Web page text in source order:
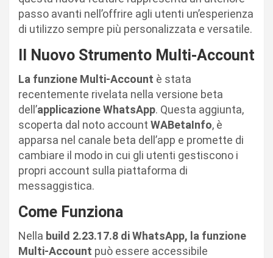
passo avanti nell’offrire agli utenti un’esperienza
di utilizzo sempre più personalizzata e versatile.
Il Nuovo Strumento Multi-Account
La funzione Multi-Account è stata
recentemente rivelata nella versione beta
dell’applicazione WhatsApp. Questa aggiunta,
scoperta dal noto account WABetaInfo, è
apparsa nel canale beta dell’app e promette di
cambiare il modo in cui gli utenti gestiscono i
propri account sulla piattaforma di
messaggistica.
Come Funziona
Nella build 2.23.17.8 di WhatsApp, la funzione
Multi-Account può essere accessibile